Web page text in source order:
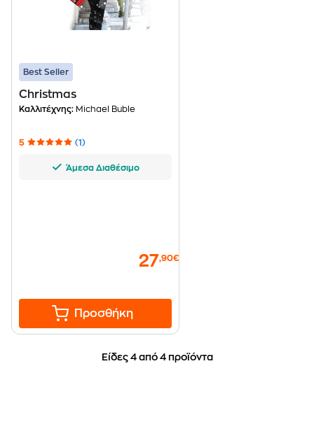
Best Seller
Christmas
Καλλιτέχνης: Michael Buble
5 (1)
Άμεσα Διαθέσιμο
27,90€
Προσθήκη
Είδες 4 από 4 προϊόντα